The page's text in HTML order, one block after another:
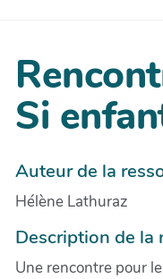
Si
Auteur de la
Hélène Lathuraz
Description de la
Une rencontre pour